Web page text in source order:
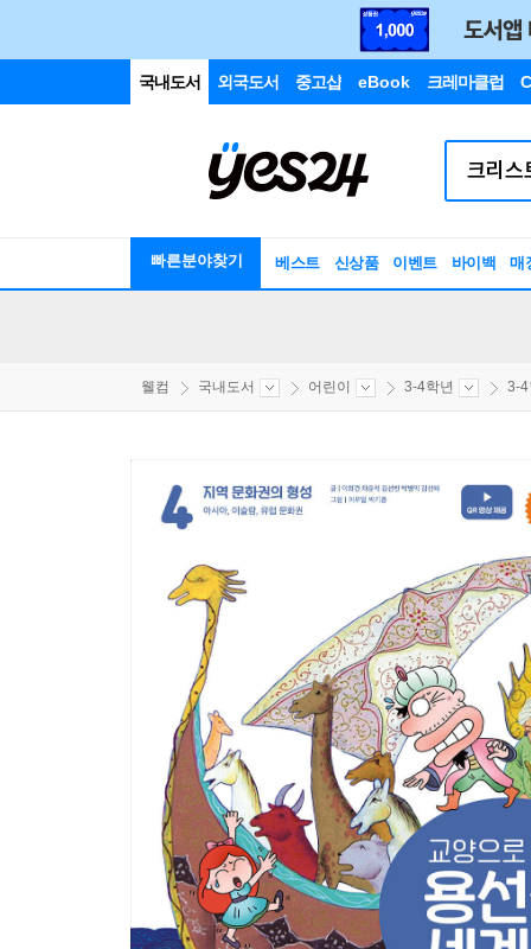
국내도서 외국도서 중고샵 eBook 크레마클럽
빠른분야찾기 베스트 신상품 이벤트 바이백 매
웰컴 국내도서 어린이 3-4학년 3-4